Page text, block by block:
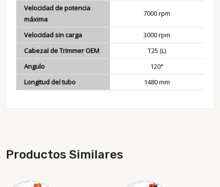
Velocidad de potencia
máxima
7000 rpm
Velocidad sin carga
3000 rpm
Cabezal de Trimmer OEM
T25 (L)
Angulo
120°
Longitud del tubo
1480 mm
Productos Similares